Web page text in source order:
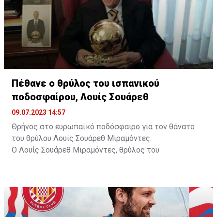
Πέθανε ο θρύλος του ισπανικού
ποδοσφαίρου, Λουίς Σουάρεθ
09.07.2023 14:57
Θρήνος στο ευρωπαϊκό ποδόσφαιρο για τον θάνατο
του θρύλου Λουίς Σουάρεθ Μιραμόντες.
Ο Λουίς Σουάρεθ Μιραμόντες, θρύλος του
Την είδηση επιβεβαίωσε και η Ίντερ, όπου πέρασε
μεγάλο μέρος της καριέρας του.
Ο Ισπανός, που πραγματοποίησε το επαγγελματικό